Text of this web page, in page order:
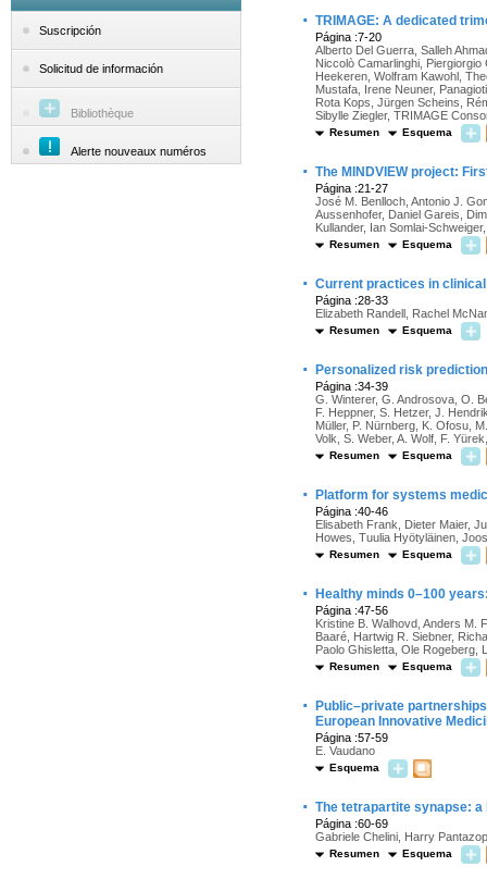
Suscripción
Solicitud de información
Bibliothèque
Alerte nouveaux numéros
· TRIMAGE: A dedicated
Página :7-20
Alberto Del Guerra, Salleh
Niccolò Camarlinghi,
Heekeren, Wolfram Kawohl,
Mustafa, Irene Neuner,
Rota Kops, Jürgen Scheins,
Sibylle Ziegler, TRIMAGE
Resumen Esquema
· The MINDVIEW project:
Página :21-27
José M. Benlloch, Antonio J.
Aussenhofer, Daniel Gareis,
Kullander, Ian Somlai-
Resumen Esquema
· Current practices in
Página :28-33
Elizabeth Randell, Rachel
Resumen Esquema
· Personalized risk
Página :34-39
G. Winterer, G. Androsova, O.
F. Heppner, S. Hetzer, J.
Müller, P. Nürnberg, K. Ofosu,
Volk, S. Weber, A. Wolf, F.
Resumen Esquema
· Platform for systems
Página :40-46
Elisabeth Frank, Dieter Maier,
Howes, Tuulia Hyötyläinen,
Resumen Esquema
· Healthy minds 0–100
Página :47-56
Kristine B. Walhovd, Anders M.
Baaré, Hartwig R. Siebner,
Paolo Ghisletta, Ole Rogeberg,
Resumen Esquema
·
Public–private
European Innovative
Página :57-59
E. Vaudano
Esquema
· The tetrapartite synapse:
Página :60-69
Gabriele Chelini, Harry
Resumen Esquema